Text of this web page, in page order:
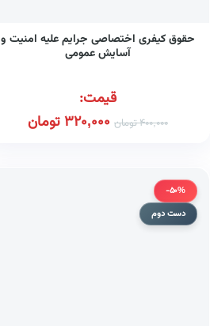
حقوق کیفری اختصاصی جرایم علیه امنیت و
آسایش عمومی
قیمت:
400,000تومان 320,000تومان
-50%
دست دوم